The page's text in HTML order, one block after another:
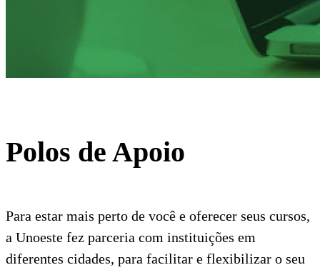
Polos de Apoio
Para estar mais perto de você e oferecer seus cursos,
a Unoeste fez parceria com instituições em
diferentes cidades, para facilitar e flexibilizar o seu